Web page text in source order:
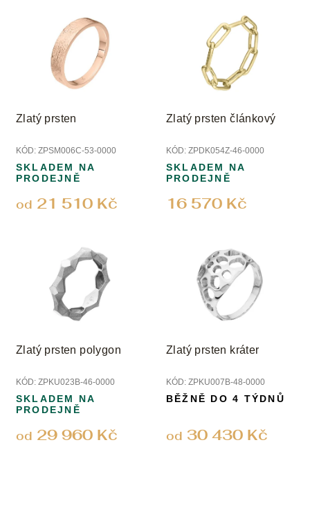
ů
o
u
k
ů
Zlatý prsten
KÓD: ZPSM006C-53-0000
od 21 510 Kč
SKLADEM NA
PRODEJNĚ
Zlatý prsten článkový
KÓD: ZPDK054Z-46-0000
16 570 Kč
SKLADEM NA
PRODEJNĚ
Zlatý prsten polygon
KÓD: ZPKU023B-46-0000
od 29 960 Kč
SKLADEM NA
PRODEJNĚ
Zlatý prsten kráter
KÓD: ZPKU007B-48-0000
od 30 430 Kč
BĚŽNĚ DO 4 TÝDNŮ